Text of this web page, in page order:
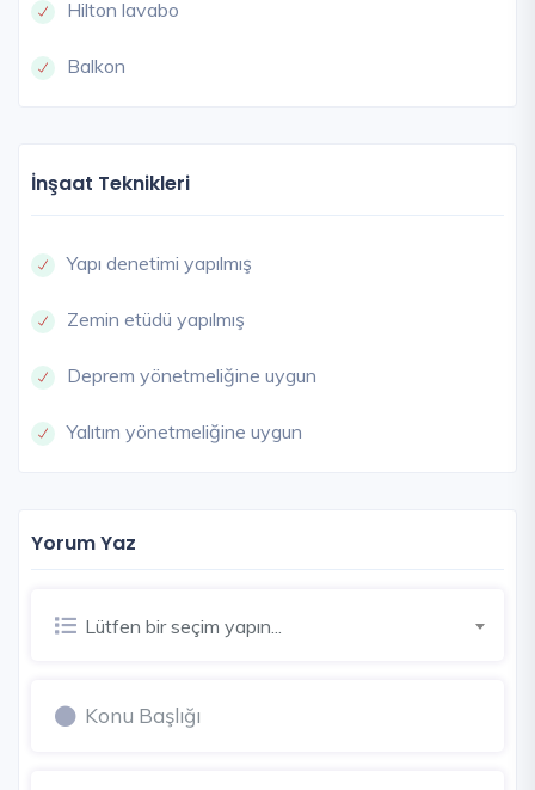
Hilton lavabo
Balkon
İnşaat Teknikleri
Yapı denetimi yapılmış
Zemin etüdü yapılmış
Deprem yönetmeliğine uygun
Yalıtım yönetmeliğine uygun
Yorum Yaz
Lütfen bir seçim yapın...